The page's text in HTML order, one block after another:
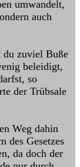
umwandelt,
auch
du zuviel Buße
beleidigt,
so
der Trübsale
Weg dahin
des Gesetzes
da doch der